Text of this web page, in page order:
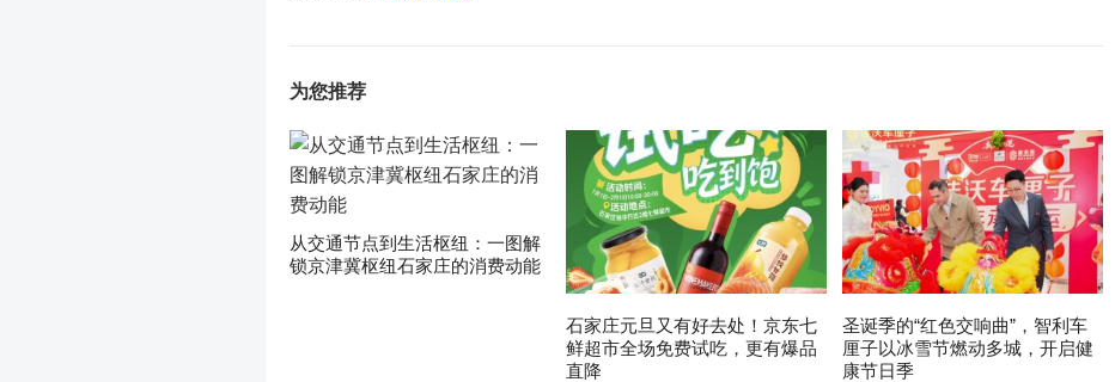
为您推荐
从交通节点到生活枢纽：一图解
锁京津冀枢纽石家庄的消费动能
石家庄元旦又有好去处！京东七
鲜超市全场免费试吃，更有爆品
直降
圣诞季的“红色交响曲”，智利车
厘子以冰雪节燃动多城，开启健
康节日季